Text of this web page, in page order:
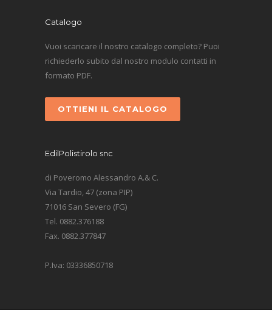
Catalogo
Vuoi scaricare il nostro catalogo completo? Puoi
richiederlo subito dal nostro modulo contatti in
formato PDF.
OTTIENI IL CATALOGO
EdilPolistirolo snc
di Poveromo Alessandro A.& C.
Via Tardio, 47 (zona PIP)
71016 San Severo (FG)
Tel. 0882.376188
Fax. 0882.377847
P.Iva: 03336850718